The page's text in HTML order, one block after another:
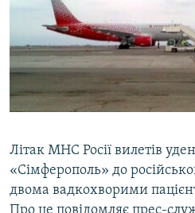
ВІДЕОУРОКИ «ELIFBE»
СВІДЧЕННЯ ОКУПАЦІЇ
УКРАЇНСЬКА ПРОБЛЕМА КРИМУ
ІНФОГРАФІКА
Русский
Qırımtatar
Усі сайти RFE/RL
Літак МНС Росії вилетів
«Сімферополь» до
двома вадкохворими